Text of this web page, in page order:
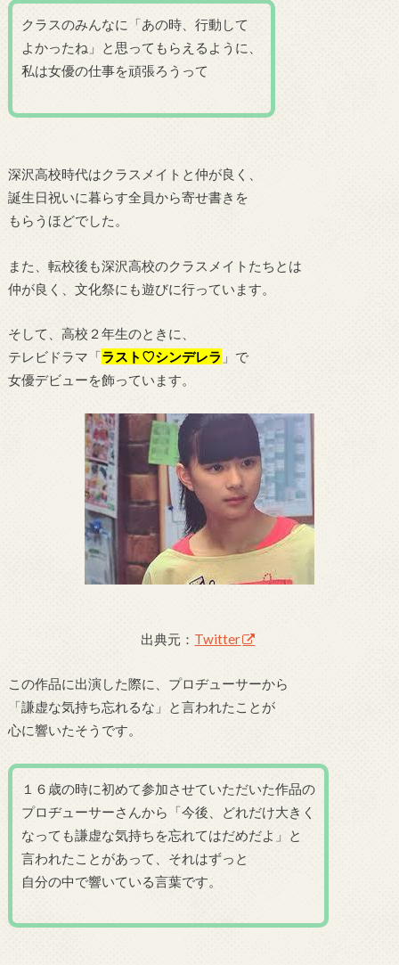
クラスのみんなに「あの時、行動して
よかったね」と思ってもらえるように、
私は女優の仕事を頑張ろうって
深沢高校時代はクラスメイトと仲が良く、
誕生日祝いに暮らす全員から寄せ書きを
もらうほどでした。
また、転校後も深沢高校のクラスメイトたちとは
仲が良く、文化祭にも遊びに行っています。
そして、高校２年生のときに、
テレビドラマ「ラスト♡シンデレラ 」で
女優デビューを飾っています。
出典元： Twitter
この作品に出演した際に、プロヂューサーから
「謙虚な気持ち忘れるな」と言われたことが
心に響いたそうです。
１６歳の時に初めて参加させていただいた作品の
プロヂューサーさんから「今後、どれだけ大きく
なっても謙虚な気持ちを忘れてはだめだよ」と
言われたことがあって、それはずっと
自分の中で響いている言葉です。